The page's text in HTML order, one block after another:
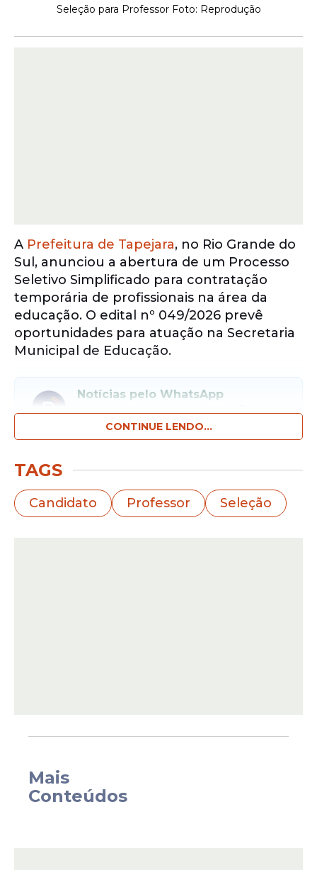
Seleção para Professor Foto: Reprodução
A Prefeitura de Tapejara, no Rio Grande do
Sul, anunciou a abertura de um Processo
Seletivo Simplificado para contratação
temporária de profissionais na área da
educação. O edital nº 049/2026 prevê
oportunidades para atuação na Secretaria
Municipal de Educação.
Notícias pelo WhatsApp
de Prefeiturapelo nosso canal.
A seleçãocontempla candidatos com
formação em magistério ou ensino
O processo seletivo oferece vagas para
CONTINUE LENDO...
TAGS
Candidato Professor Seleção
Mais
Conteúdos